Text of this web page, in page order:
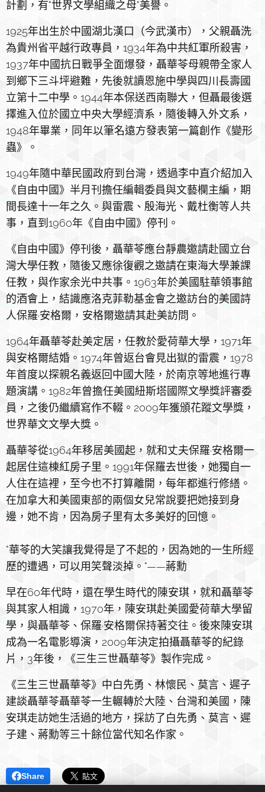
計劃，有"世界文學組織之母"美譽。
1925年出生於中國湖北漢口（今武漢市），父親聶洗
為貴州省平越行政專員，1934年為中共紅軍所殺害，
1937年中國抗日戰爭全面爆發，聶華苓母親帶全家人
到鄉下三斗坪避難，先後就讀恩施中學與四川長壽國
立第十二中學。1944年本保送西南聯大，但聶最後選
擇進入位於國立中央大學經濟系，隨後轉入外文系，
1948年畢業，同年以筆名遠方發表第一篇創作《變形
蟲》。
1949年隨中華民國政府到台灣，透過李中直介紹加入
《自由中國》半月刊擔任編輯委員與文藝欄主編，期
間長達十一年之久。與雷震、殷海光、戴杜衡等人共
事，直到1960年《自由中國》停刊。
《自由中國》停刊後，聶華苓應台靜農邀請赴國立台
灣大學任教，隨後又應徐復觀之邀請在東海大學兼課
任教，與作家余光中共事。1963年於美國駐華領事館
的酒會上，結識應洛克菲勒基金會之邀訪台的美國詩
人保羅·安格爾，安格爾邀請其赴美訪問。
1964年聶華苓赴美定居，任教於愛荷華大學，1971年
與安格爾結婚。1974年曾返台會見出獄的雷震，1978
年首度以探親名義返回中國大陸，於南京等地進行專
題演講。1982年曾擔任美國紐斯塔國際文學獎評審委
員，之後仍繼續寫作不輟。2009年獲頒花蹤文學獎，
世界華文文學大獎。
聶華苓從1964年移居美國起，就和丈夫保羅·安格爾一
起居住這棟紅房子里。1991年保羅去世後，她獨自一
人住在這裡，至今也不打算離開，每年都進行修繕。
在加拿大和美國東部的兩個女兒常說要把她接到身
邊，她不肯，因為房子里有太多美好的回憶。
"華苓的大笑讓我覺得是了不起的，因為她的一生所經
歷的遭遇，可以用笑聲淡掉。"——蔣勳
早在60年代時，還在學生時代的陳安琪，就和聶華苓
與其家人相識，1970年，陳安琪赴美國愛荷華大學留
學，與聶華苓、保羅·安格爾保持著交往。後來陳安琪
成為一名電影導演，2009年決定拍攝聶華苓的紀錄
片，3年後，《三生三世聶華苓》製作完成。
《三生三世聶華苓》中白先勇、林懷民、莫言、遲子
建談聶華苓聶華苓一生輾轉於大陸、台灣和美國，陳
安琪走訪她生活過的地方，採訪了白先勇、莫言、遲
子建、蔣勳等三十餘位當代知名作家。
Share